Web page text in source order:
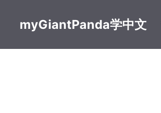
contentmyGiantPanda学中文